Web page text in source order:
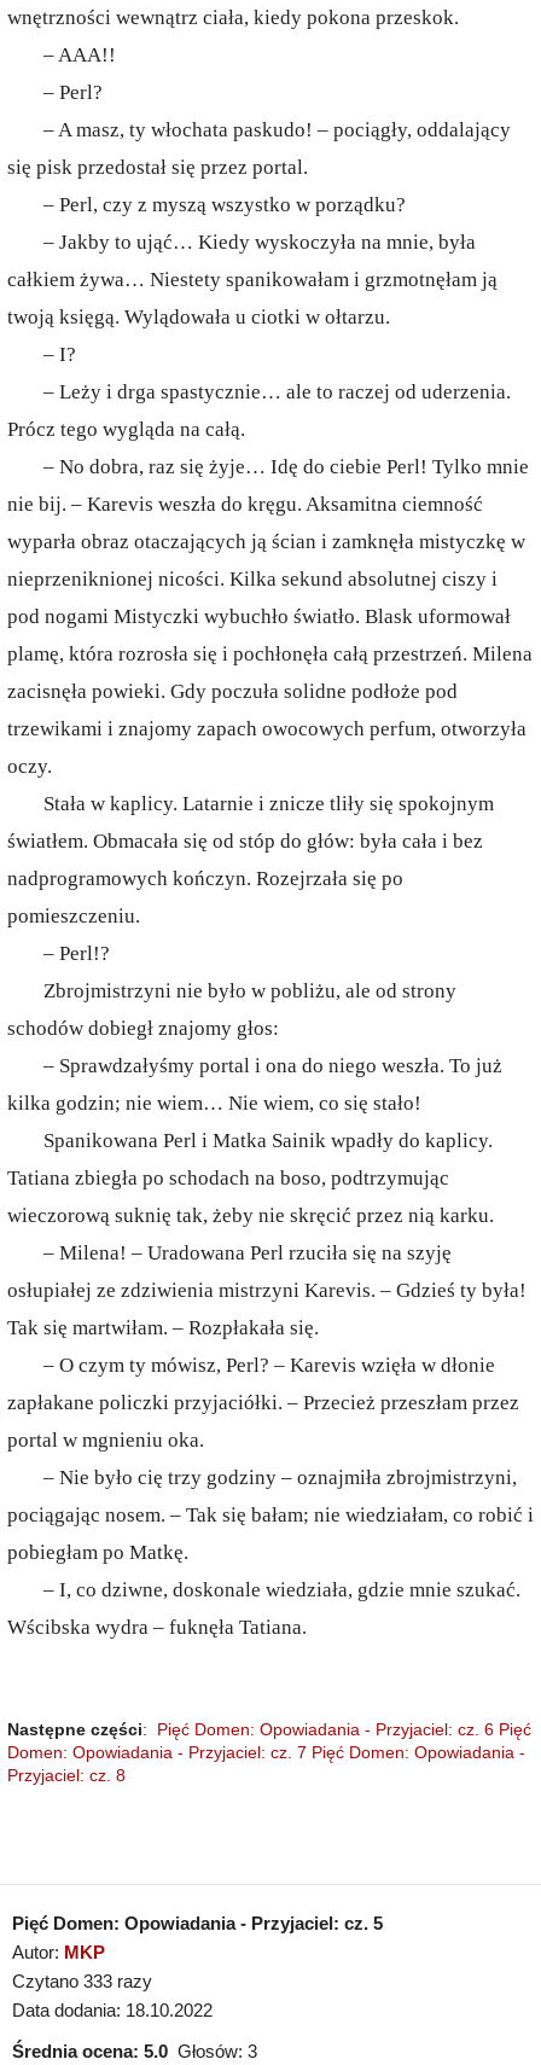
wnętrzności wewnątrz ciała, kiedy pokona przeskok.
– AAA!!
– Perl?
– A masz, ty włochata paskudo! – pociągły, oddalający
się pisk przedostał się przez portal.
– Perl, czy z myszą wszystko w porządku?
– Jakby to ująć… Kiedy wyskoczyła na mnie, była
całkiem żywa… Niestety spanikowałam i grzmotnęłam ją
twoją księgą. Wylądowała u ciotki w ołtarzu.
– I?
– Leży i drga spastycznie… ale to raczej od uderzenia.
Prócz tego wygląda na całą.
– No dobra, raz się żyje… Idę do ciebie Perl! Tylko mnie
nie bij. – Karevis weszła do kręgu. Aksamitna ciemność
wyparła obraz otaczających ją ścian i zamknęła mistyczkę w
nieprzeniknionej nicości. Kilka sekund absolutnej ciszy i
pod nogami Mistyczki wybuchło światło. Blask uformował
plamę, która rozrosła się i pochłonęła całą przestrzeń. Milena
zacisnęła powieki. Gdy poczuła solidne podłoże pod
trzewikami i znajomy zapach owocowych perfum, otworzyła
oczy.
Stała w kaplicy. Latarnie i znicze tliły się spokojnym
światłem. Obmacała się od stóp do głów: była cała i bez
nadprogramowych kończyn. Rozejrzała się po
pomieszczeniu.
– Perl!?
Zbrojmistrzyni nie było w pobliżu, ale od strony
schodów dobiegł znajomy głos:
– Sprawdzałyśmy portal i ona do niego weszła. To już
kilka godzin; nie wiem… Nie wiem, co się stało!
Spanikowana Perl i Matka Sainik wpadły do kaplicy.
Tatiana zbiegła po schodach na boso, podtrzymując
wieczorową suknię tak, żeby nie skręcić przez nią karku.
– Milena! – Uradowana Perl rzuciła się na szyję
osłupiałej ze zdziwienia mistrzyni Karevis. – Gdzieś ty była!
Tak się martwiłam. – Rozpłakała się.
– O czym ty mówisz, Perl? – Karevis wzięła w dłonie
zapłakane policzki przyjaciółki. – Przecież przeszłam przez
portal w mgnieniu oka.
– Nie było cię trzy godziny – oznajmiła zbrojmistrzyni,
pociągając nosem. – Tak się bałam; nie wiedziałam, co robić i
pobiegłam po Matkę.
– I, co dziwne, doskonale wiedziała, gdzie mnie szukać.
Wścibska wydra – fuknęła Tatiana.
Następne części: Pięć Domen: Opowiadania - Przyjaciel: cz. 6 Pięć
Domen: Opowiadania - Przyjaciel: cz. 7 Pięć Domen: Opowiadania -
Przyjaciel: cz. 8
Pięć Domen: Opowiadania - Przyjaciel: cz. 5
Autor: MKP
Czytano 333 razy
Data dodania: 18.10.2022
Średnia ocena: 5.0 Głosów: 3